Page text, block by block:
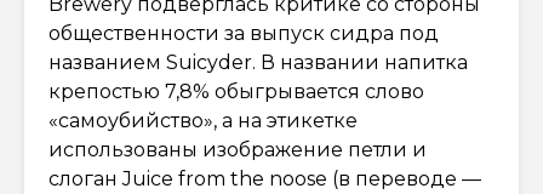
общественности за выпуск сидра под
названием Suicyder. В названии напитка
крепостью 7,8% обыгрывается слово
«самоубийство», а на этикетке
использованы изображение петли и
слоган Juice from the noose (в переводе —